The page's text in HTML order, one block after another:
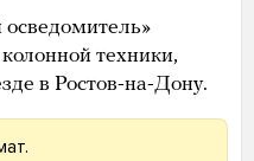
техники,
в Ростов-на-Дону.